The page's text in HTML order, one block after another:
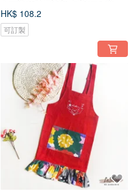
HK$ 108.2
可訂製